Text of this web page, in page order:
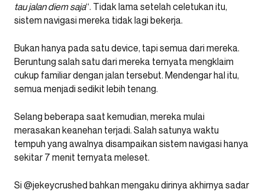
tau jalan diem saja“. Tidak lama setelah celetukan itu,
sistem navigasi mereka tidak lagi bekerja.
Bukan hanya pada satu device, tapi semua dari mereka.
Beruntung salah satu dari mereka ternyata mengklaim
cukup familiar dengan jalan tersebut. Mendengar hal itu,
semua menjadi sedikit lebih tenang.
Selang beberapa saat kemudian, mereka mulai
merasakan keanehan terjadi. Salah satunya waktu
tempuh yang awalnya disampaikan sistem navigasi hanya
sekitar 7 menit ternyata meleset.
Si @jekeycrushed bahkan mengaku dirinya akhirnya sadar